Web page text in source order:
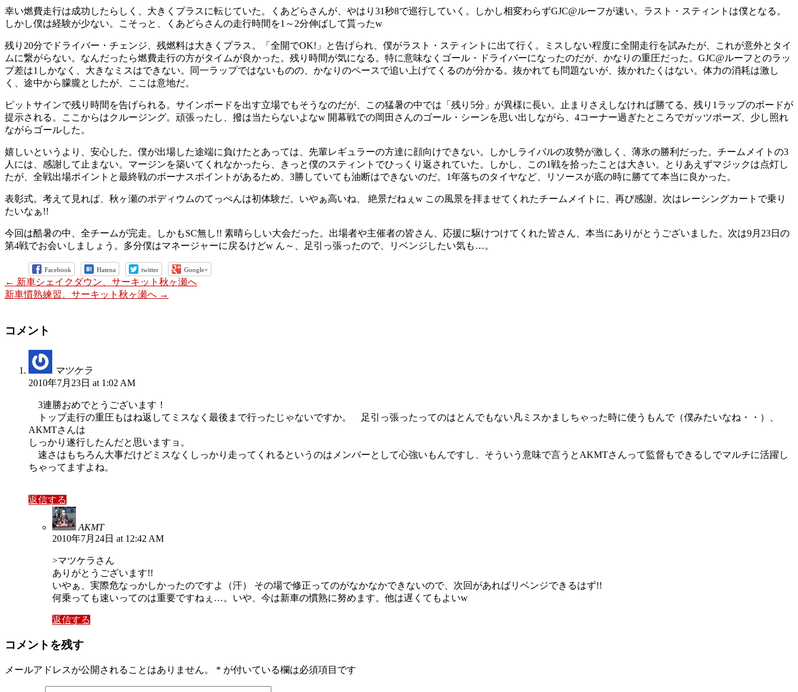
幸い燃費走行は成功したらしく、大きくプラスに転じていた。くあどらさんが、やはり31秒8で巡行していく。しかし相変わらずGJC@ルーフが速い。ラスト・スティントは僕となる。
しかし僕は経験が少ない。こそっと、くあどらさんの走行時間を1～2分伸ばして貰ったw
残り20分でドライバー・チェンジ、残燃料は大きくプラス。「全開でOK!」と告げられ、僕がラスト・スティントに出て行く。ミスしない程度に全開走行を試みたが、これが意外とタイ
ムに繋がらない。なんだったら燃費走行の方がタイムが良かった。残り時間が気になる。特に意味なくゴール・ドライバーになったのだが、かなりの重圧だった。GJC@ルーフとのラッ
プ差は1しかなく、大きなミスはできない。同一ラップではないものの、かなりのペースで追い上げてくるのが分かる。抜かれても問題ないが、抜かれたくはない。体力の消耗は激し
く、途中から朦朧としたが、ここは意地だ。
ピットサインで残り時間を告げられる。サインボードを出す立場でもそうなのだが、この猛暑の中では「残り5分」が異様に長い。止まりさえしなければ勝てる。残り1ラップのボードが
提示される。ここからはクルージング。頑張ったし、撥は当たらないよなw 開幕戦での岡田さんのゴール・シーンを思い出しながら、4コーナー過ぎたところでガッツポーズ、少し照れ
ながらゴールした。
嬉しいというより、安心した。僕が出場した途端に負けたとあっては、先輩レギュラーの方達に顔向けできない。しかしライバルの攻勢が激しく、薄氷の勝利だった。チームメイトの3
人には、感謝して止まない。マージンを築いてくれなかったら、きっと僕のスティントでひっくり返されていた。しかし、この1戦を拾ったことは大きい。とりあえずマジックは点灯し
たが、全戦出場ポイントと最終戦のボーナスポイントがあるため、3勝していても油断はできないのだ。1年落ちのタイヤなど、リソースが底の時に勝てて本当に良かった。
表彰式。考えて見れば、秋ヶ瀬のポディウムのてっぺんは初体験だ。いやぁ高いね、 絶景だねぇw この風景を拝ませてくれたチームメイトに、再び感謝。次はレーシングカートで乗り
たいなぁ!!
今回は酷暑の中、全チームが完走。しかもSC無し!! 素晴らしい大会だった。出場者や主催者の皆さん、応援に駆けつけてくれた皆さん、本当にありがとうございました。次は9月23日の
第4戦でお会いしましょう。多分僕はマネージャーに戻るけどw ん～、足引っ張ったので、リベンジしたい気も…。
Facebook Hatena twitter Google+
← 新車シェイクダウン、サーキット秋ヶ瀬へ
新車慣熟練習、サーキット秋ヶ瀬へ →
コメント
マツケラ
2010年7月23日 at 1:02 AM
3連勝おめでとうございます！
トップ走行の重圧もはね返してミスなく最後まで行ったじゃないですか。 足引っ張ったってのはとんでもない凡ミスかましちゃった時に使うもんで（僕みたいなね・・）、
AKMTさんは
しっかり遂行したんだと思いますョ。
速さはもちろん大事だけどミスなくしっかり走ってくれるというのはメンバーとして心強いもんですし、そういう意味で言うとAKMTさんって監督もできるしでマルチに活躍し
ちゃってますよね。
返信する
AKMT
2010年7月24日 at 12:42 AM
>マツケラさん
ありがとうございます!!
いやぁ、実際危なっかしかったのですよ（汗） その場で修正ってのがなかなかできないので、次回があればリベンジできるはず!!
何乗っても速いってのは重要ですねぇ…。いや、今は新車の慣熟に努めます。他は遅くてもよいw
返信する
コメントを残す
メールアドレスが公開されることはありません。 * が付いている欄は必須項目です